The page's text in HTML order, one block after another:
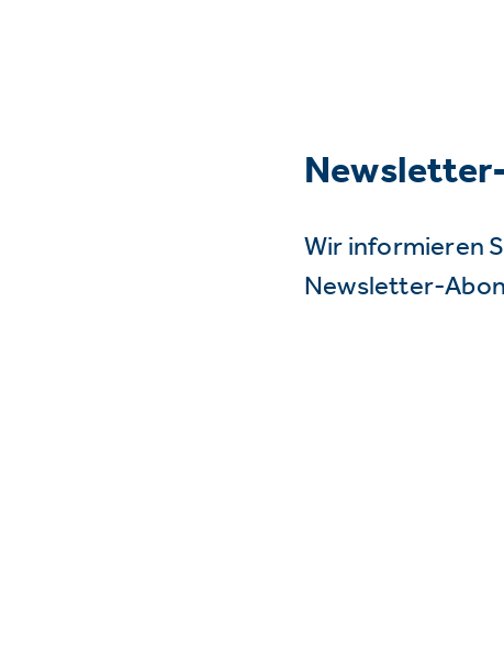
Wir informieren
Newsletter-